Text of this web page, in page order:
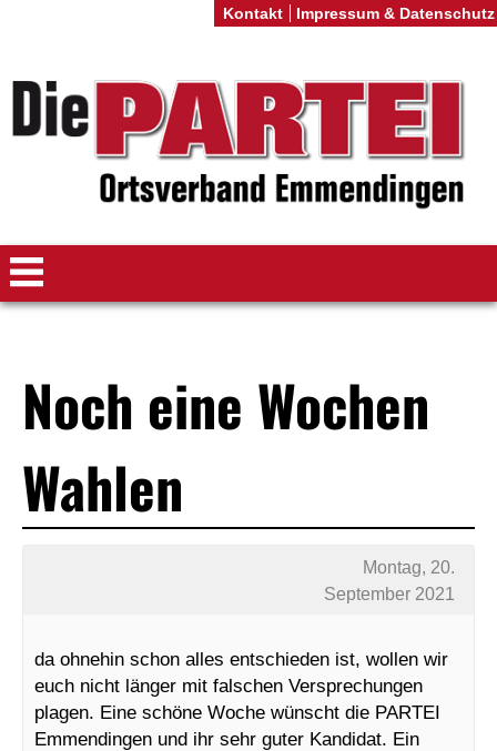
Noch eine Wochen
Wahlen
Montag, 20.
September 2021
da ohnehin schon alles entschieden ist, wollen wir
euch nicht länger mit falschen Versprechungen
plagen. Eine schöne Woche wünscht die PARTEI
Emmendingen und ihr sehr guter Kandidat. Ein
Kontakt Impressum & Datenschutz